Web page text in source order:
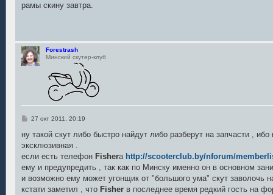
и
рамы скину завтра.
Forestrash
Минский скутер-клуб
С
о
щ
е
и
е
27 окт 2011, 20:19
ну такой скут либо быстро найдут либо разберут на запчасти ,
эксклюзивная .
если есть телефон Fisherа http://scooterclub.by/nforum/
ему и предупредить , так как по Минску именно он в основном
и возможно ему может угонщик от "большого ума" скут заволочь
кстати заметил , что Fisher в последнее время редкий гость на